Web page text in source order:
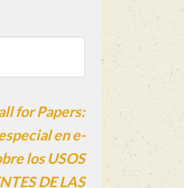
for Papers:
en e-
los USOS
DE LAS